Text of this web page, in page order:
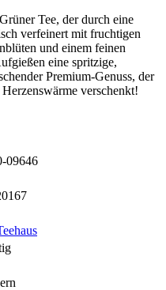
Tee, der durch eine
verfeinert mit fruchtigen
und einem feinen
eine spritzige,
Premium-Genuss, der
verschenkt!
09646